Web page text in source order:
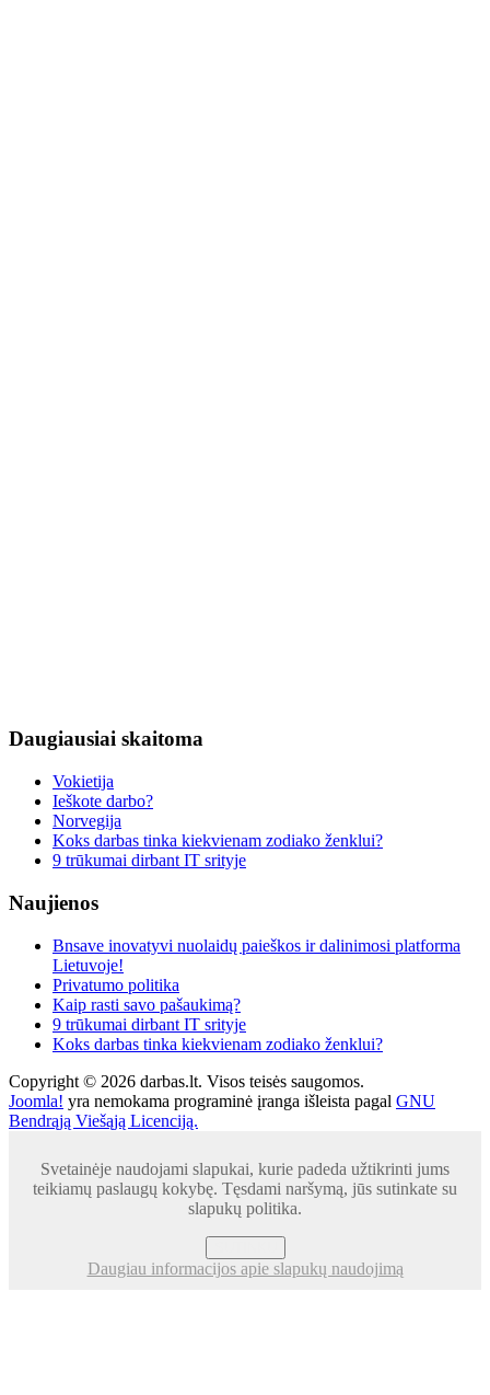
Daugiausiai skaitoma
Vokietija
Ieškote darbo?
Norvegija
Koks darbas tinka kiekvienam zodiako ženklui?
9 trūkumai dirbant IT srityje
Naujienos
Bnsave inovatyvi nuolaidų paieškos ir dalinimosi platforma
Lietuvoje!
Privatumo politika
Kaip rasti savo pašaukimą?
9 trūkumai dirbant IT srityje
Koks darbas tinka kiekvienam zodiako ženklui?
Copyright © 2026 darbas.lt. Visos teisės saugomos.
Joomla! yra nemokama programinė įranga išleista pagal GNU
Bendrąją Viešąją Licenciją.
Svetainėje naudojami slapukai, kurie padeda užtikrinti jums
teikiamų paslaugų kokybę. Tęsdami naršymą, jūs sutinkate su
slapukų politika.
Daugiau informacijos apie slapukų naudojimą